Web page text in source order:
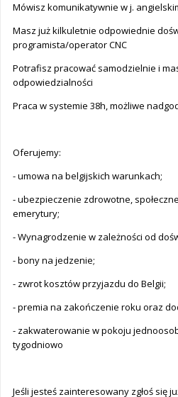
Mówisz komunikatywnie w j.
Masz już kilkuletnie odpowiednie
programista/operator CNC
Potrafisz pracować samodzielnie i
odpowiedzialności
Praca w systemie 38h, możliwe
Oferujemy:
- umowa na belgijskich warunkach;
- ubezpieczenie zdrowotne,
emerytury;
- Wynagrodzenie w zależności od
- bony na jedzenie;
- zwrot kosztów przyjazdu do Belgii;
- premia na zakończenie roku oraz
- zakwaterowanie w pokoju
tygodniowo
Jeśli jesteś zainteresowany zgłoś się